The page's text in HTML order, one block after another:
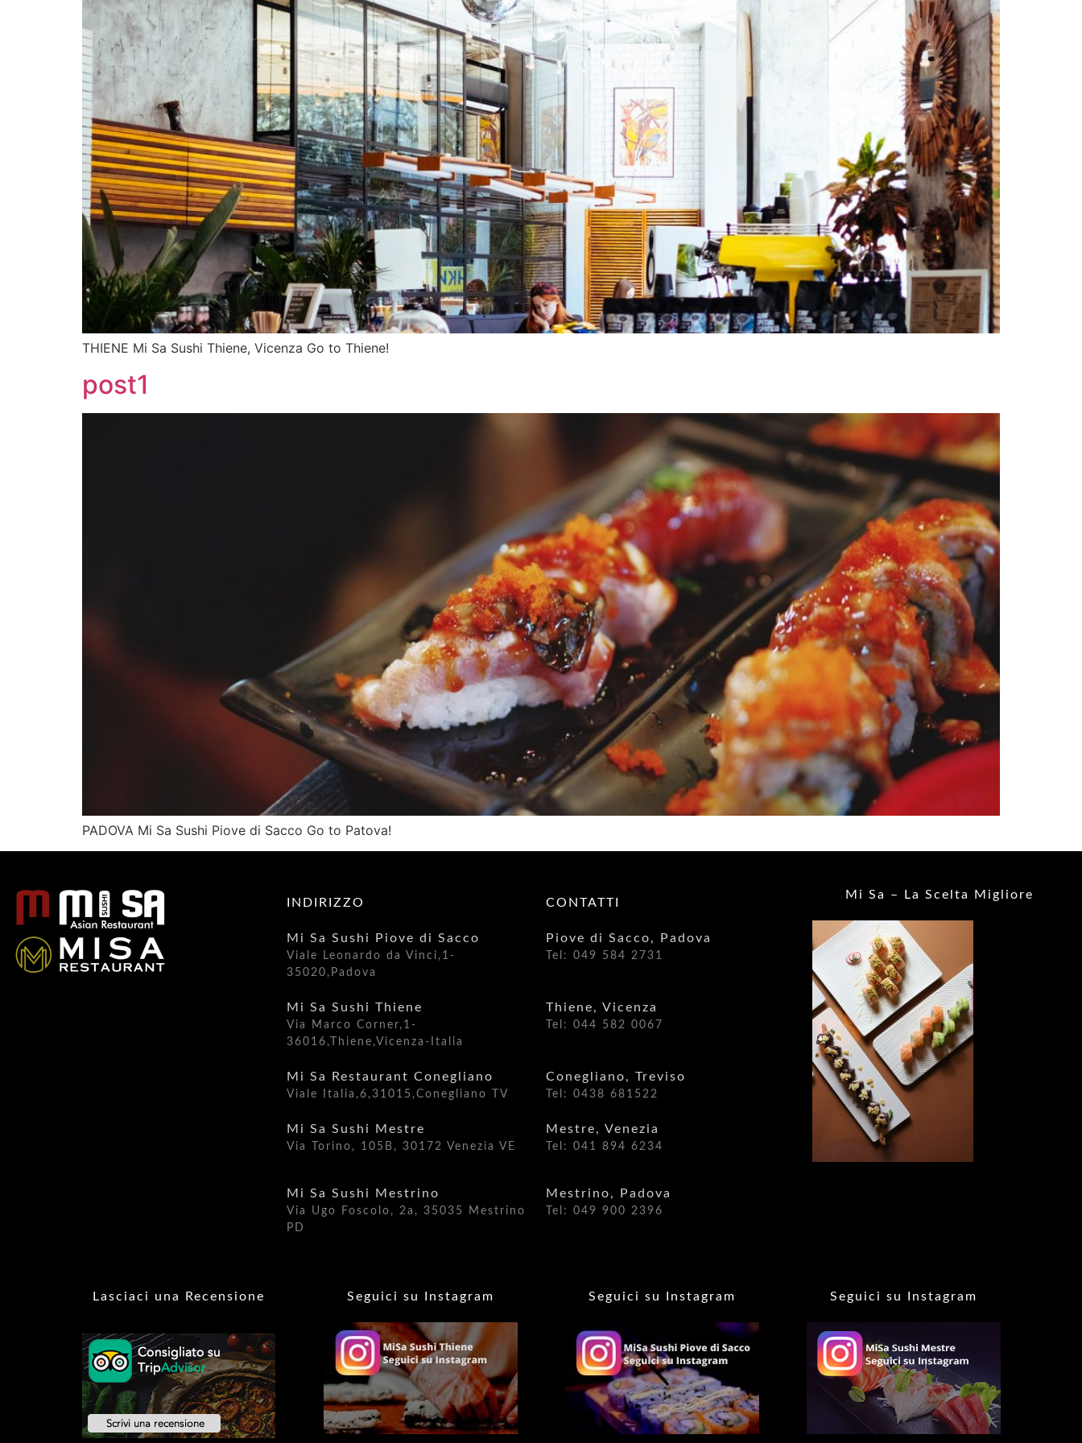
THIENE Mi Sa Sushi Thiene, Vicenza Go to Thiene!
post1
PADOVA Mi Sa Sushi Piove di Sacco Go to Patova!
INDIRIZZO CONTATTI
Mi Sa Sushi Piove di Sacco
Viale Leonardo da Vinci,1-
35020,Padova
Piove di Sacco, Padova
Tel: 049 584 2731
Mi Sa Sushi Thiene
Via Marco Corner,1-
36016,Thiene,Vicenza-Italia
Thiene, Vicenza
Tel: 044 582 0067
Mi Sa Restaurant Conegliano
Viale Italia,6,31015,Conegliano TV
Conegliano, Treviso
Tel: 0438 681522
Mi Sa Sushi Mestre
Via Torino, 105B, 30172 Venezia VE
Mestre, Venezia
Tel: 041 894 6234
Mi Sa Sushi Mestrino
Via Ugo Foscolo, 2a, 35035 Mestrino
PD​
Mestrino, Padova
Tel: 049 900 2396
Mi Sa – La Scelta Migliore
Lasciaci una Recensione Seguici su Instagram Seguici su Instagram Seguici su Instagram